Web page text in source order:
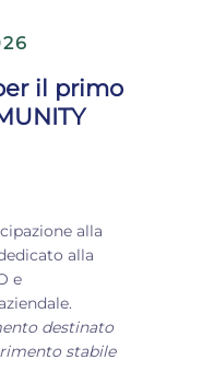
il primo
alla
alla
e
destinato
stabile